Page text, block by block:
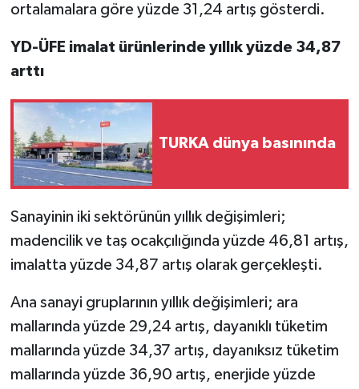
ortalamalara göre yüzde 31,24 artış gösterdi.
YD-ÜFE imalat ürünlerinde yıllık yüzde 34,87
arttı
TURKA dünya basınında
Sanayinin iki sektörünün yıllık değişimleri;
madencilik ve taş ocakçılığında yüzde 46,81 artış,
imalatta yüzde 34,87 artış olarak gerçekleşti.
Ana sanayi gruplarının yıllık değişimleri; ara
mallarında yüzde 29,24 artış, dayanıklı tüketim
mallarında yüzde 34,37 artış, dayanıksız tüketim
mallarında yüzde 36,90 artış, enerjide yüzde